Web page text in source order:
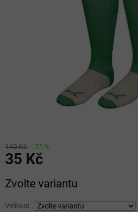
140 Kč –75 %
35 Kč
cena:
Zvolte variantu
Velikost